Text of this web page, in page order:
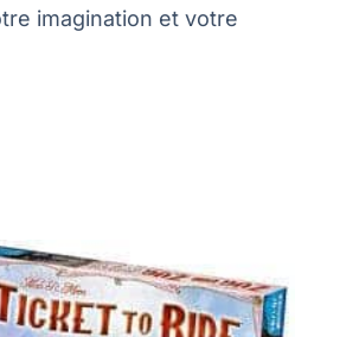
imagination et votre